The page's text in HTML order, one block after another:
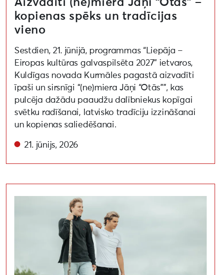
Aizvadīti (ne)miera Jāņi “Otās” –
kopienas spēks un tradīcijas
vieno
Sestdien, 21. jūnijā, programmas “Liepāja –
Eiropas kultūras galvaspilsēta 2027” ietvaros,
Kuldīgas novada Kurmāles pagastā aizvadīti
īpaši un sirsnīgi “(ne)miera Jāņi “Otās””, kas
pulcēja dažādu paaudžu dalībniekus kopīgai
svētku radīšanai, latvisko tradīciju izzināšanai
un kopienas saliedēšanai.
21. jūnijs, 2026